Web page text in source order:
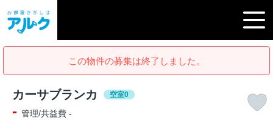
この物件の募集は終了しました。
カーサブランカ 空室0
- 管理/共益費 -